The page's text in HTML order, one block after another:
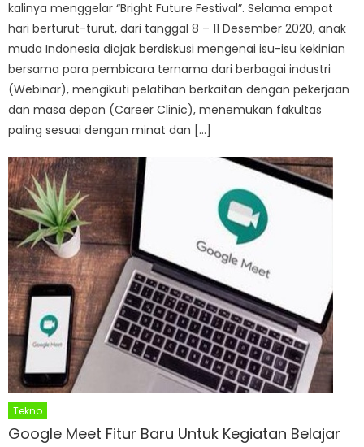
kalinya menggelar “Bright Future Festival”. Selama empat
hari berturut-turut, dari tanggal 8 – 11 Desember 2020, anak
muda Indonesia diajak berdiskusi mengenai isu-isu kekinian
bersama para pembicara ternama dari berbagai industri
(Webinar), mengikuti pelatihan berkaitan dengan pekerjaan
dan masa depan (Career Clinic), menemukan fakultas
paling sesuai dengan minat dan […]
Tekno
Google Meet Fitur Baru Untuk Kegiatan Belajar